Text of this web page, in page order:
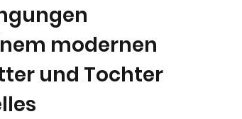
modernen
und Tochter